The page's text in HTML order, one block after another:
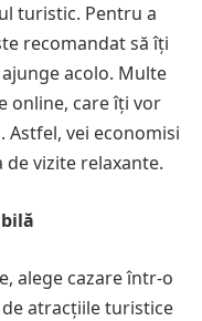
turistic. Pentru a
recomandat să îți
acolo. Multe
online, care îți vor
Astfel, vei economisi
vizite relaxante.
alege cazare într-o
atracțiile turistice